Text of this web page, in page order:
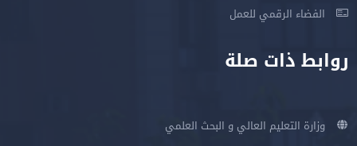
الفضاء الرقمي للعمل
روابط ذات صلة
وزارة التعليم العالي و البحث العلمي